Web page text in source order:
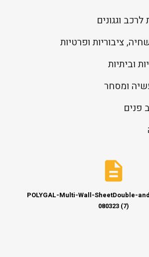
לרכב וגגונים
ציבוריות ופרטיות
וביתיות
ומסחר
פנים
POLYGAL-Multi-Wall-SheetDouble-
080323 (7)